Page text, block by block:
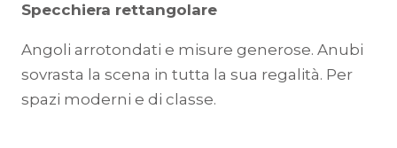
Specchiera rettangolare
Angoli arrotondati e misure generose. Anubi
sovrasta la scena in tutta la sua regalità. Per
spazi moderni e di classe.